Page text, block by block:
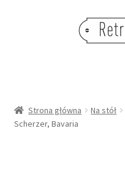
OBRAZY
Strona główna Na stół
Scherzer, Bavaria